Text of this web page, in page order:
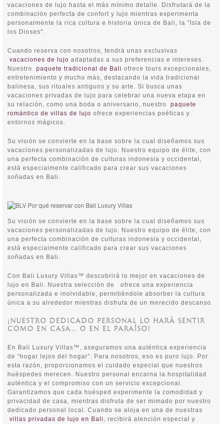
vacaciones de lujo hasta el más mínimo detalle. Disfrutará de la
combinación perfecta de confort y lujo mientras experimenta
personalmente la rica cultura e historia única de Bali, la "Isla de
los Dioses".
Cuando reserva con nosotros, tendrá unas exclusivas
vacaciones de lujo adaptadas a sus preferencias e intereses.
Nuestro paquete tradicional de Bali ofrece tours excepcionales,
entretenimiento y mucho más, destacando la vida tradicional
balinesa, sus rituales antiguos y su arte. Si busca unas
vacaciones privadas de lujo para celebrar una nueva etapa en
su relación, como una boda o aniversario, nuestro paquete
romántico de villas de lujo ofrece experiencias poéticas y
entornos mágicos.
Su visión se convierte en la base sobre la cual diseñamos sus
vacaciones personalizadas de lujo. Nuestro equipo de élite, con
una perfecta combinación de culturas indonesia y occidental,
está especialmente calificado para crear sus vacaciones
soñadas en Bali.
Su visión se convierte en la base sobre la cual diseñamos sus
vacaciones personalizadas de lujo. Nuestro equipo de élite, con
una perfecta combinación de culturas indonesia y occidental,
está especialmente calificado para crear sus vacaciones
soñadas en Bali.
Con Bali Luxury Villas™ descubrirá lo mejor en vacaciones de
lujo en Bali. Nuestra selección de
ofrece una experiencia
personalizada e inolvidable, permitiéndole absorber la cultura
única a su alrededor mientras disfruta de un merecido descanso.
¡NUESTRO DEDICADO PERSONAL LO HARÁ SENTIR
COMO EN CASA… O EN EL PARAÍSO!
En Bali Luxury Villas™, aseguramos una auténtica experiencia
de “hogar lejos del hogar”. Para nosotros, eso es puro lujo. Por
esta razón, proporcionamos el cuidado especial que nuestros
huéspedes merecen. Nuestro personal encarna la hospitalidad
auténtica y el compromiso con un servicio excepcional.
Garantizamos que cada huésped experimente la comodidad y
privacidad de casa, mientras disfruta de ser mimado por nuestro
dedicado personal local. Cuando se aloja en una de nuestras
villas privadas de lujo en Bali , recibirá atención especial y